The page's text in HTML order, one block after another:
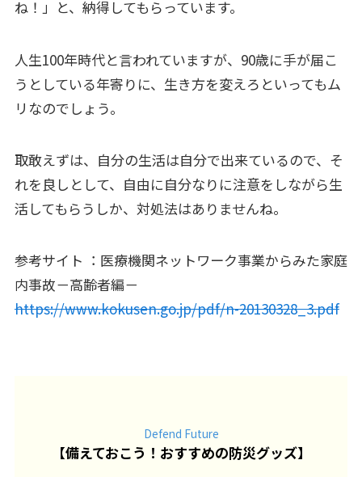
ね！」と、納得してもらっています。
人生100年時代と言われていますが、90歳に手が届こ
うとしている年寄りに、生き方を変えろといってもム
リなのでしょう。
取敢えずは、自分の生活は自分で出来ているので、そ
れを良しとして、自由に自分なりに注意をしながら生
活してもらうしか、対処法はありませんね。
参考サイト ：医療機関ネットワーク事業からみた家庭
内事故－高齢者編－
https://www.kokusen.go.jp/pdf/n-20130328_3.pdf
Defend Future
【備えておこう！おすすめの防災グッズ】